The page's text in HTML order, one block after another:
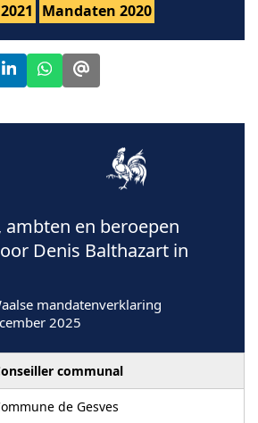
Mandaten 2020
ambten en beroepen
Denis Balthazart in
mandatenverklaring
2025
communal
de Gesves